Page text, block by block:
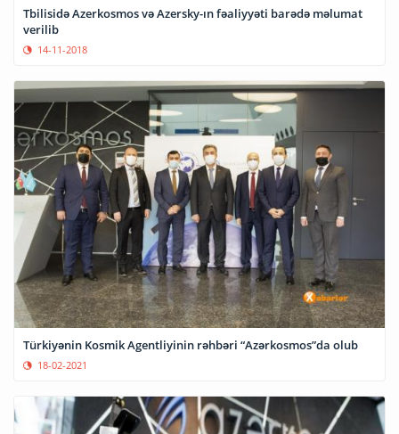
Tbilisidə Azerkosmos və Azersky-ın fəaliyyəti barədə məlumat
verilib
14-11-2018
Türkiyənin Kosmik Agentliyinin rəhbəri “Azərkosmos”da olub
18-02-2021